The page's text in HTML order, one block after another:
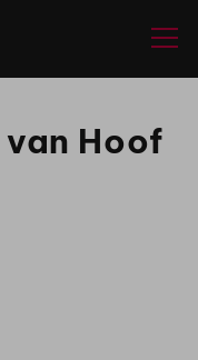
Hoof